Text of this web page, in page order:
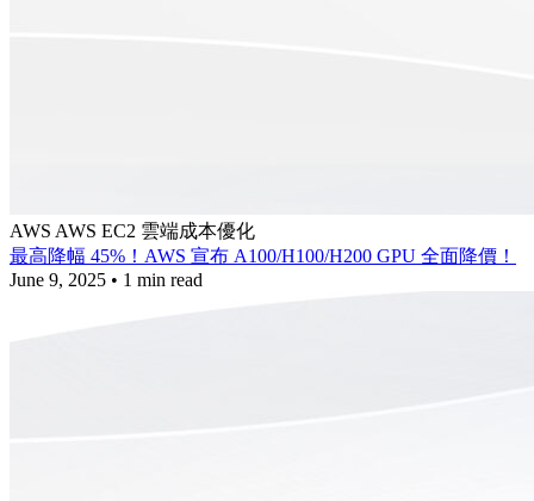
AWS AWS EC2 雲端成本優化
最高降幅 45%！AWS 宣布 A100/H100/H200 GPU 全面降價！
June 9, 2025 • 1 min read